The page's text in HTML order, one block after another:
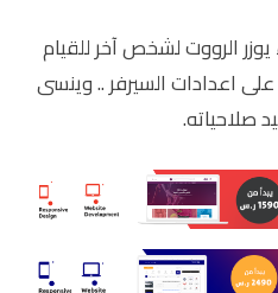
الرووت لشخص آخر للقيام
اعدادات السيرفر .. وينسى
صلاحياته.